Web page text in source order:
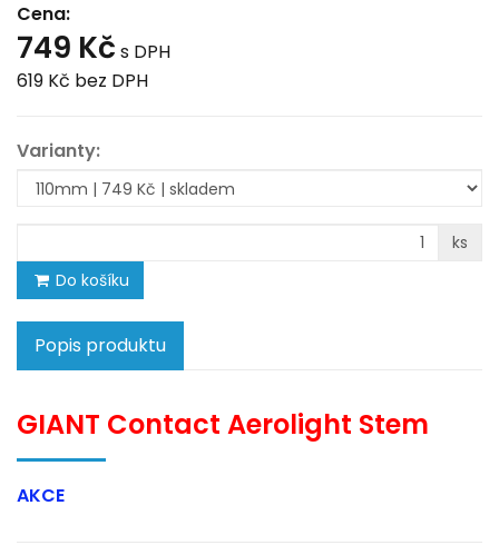
Cena:
749 Kč s DPH
619 Kč bez DPH
Varianty:
ks
Do košíku
Popis produktu
GIANT Contact Aerolight Stem
AKCE